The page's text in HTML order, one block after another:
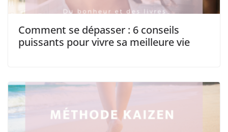
Comment se dépasser : 6 conseils
puissants pour vivre sa meilleure vie